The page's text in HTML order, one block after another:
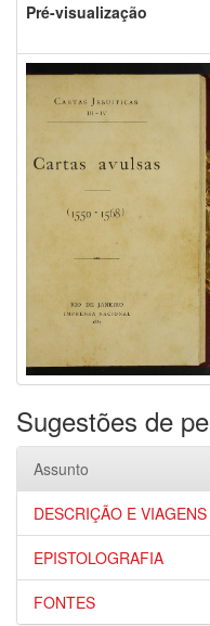
Pré-visualização
Sugestões de
Assunto
DESCRIÇÃO E VIAGENS
EPISTOLOGRAFIA
FONTES